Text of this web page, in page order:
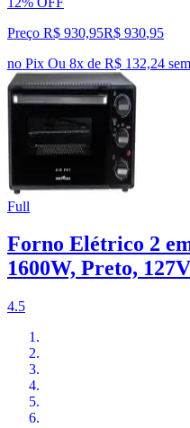
Preço R$ 930,95R$ 930,95
no Pix Ou 8x de R$ 132,24
Full
Forno Elétrico 2
1600W, Preto,
4.5